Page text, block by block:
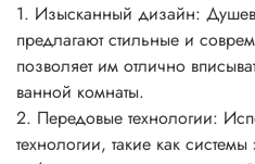
1. Изысканный дизайн:
предлагают стильные и
позволяет им отлично
ванной комнаты.
2. Передовые технологии:
технологии, такие как